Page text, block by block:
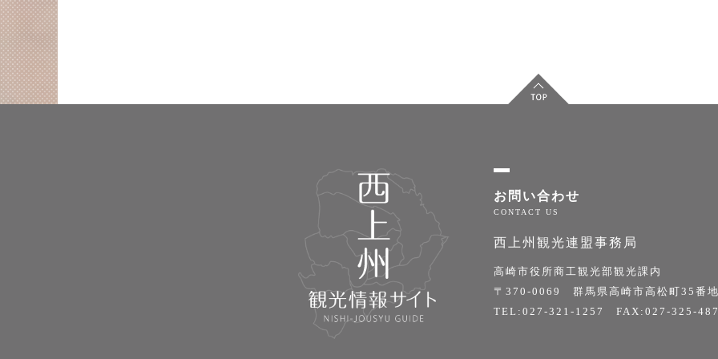
お問い合わせ
西上州観光連盟事務局
高崎市役所商工観光部観光課内
〒370-0069 群馬県高崎市高松町35番
TEL:027-321-1257 FAX:027-325-